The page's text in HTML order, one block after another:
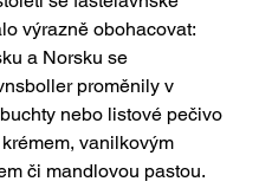
výrazně obohacovat:
a Norsku se
proměnily v
nebo listové pečivo
vanilkovým
či mandlovou pastou.